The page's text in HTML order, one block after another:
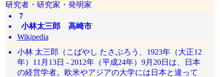
研究者・研究家・発明家
7
小林太三郎 高崎市
Wikipedia
小林 太三郎（こばやし たさぶろう、1923年（大正12
年）11月13日 - 2012年（平成24年）9月20日は、日本
の経営学者。欧米やアジアの大学には日本と違って